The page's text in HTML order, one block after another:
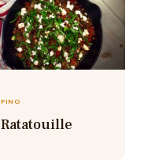
FINO
Ratatouille